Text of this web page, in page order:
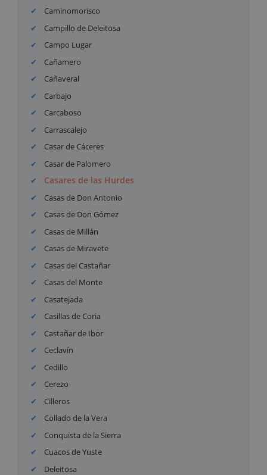
Caminomorisco
Campillo de Deleitosa
Campo Lugar
Cañamero
Cañaveral
Carbajo
Carcaboso
Carrascalejo
Casar de Cáceres
Casar de Palomero
Casares de las Hurdes
Casas de Don Antonio
Casas de Don Gómez
Casas de Millán
Casas de Miravete
Casas del Castañar
Casas del Monte
Casatejada
Casillas de Coria
Castañar de Ibor
Ceclavín
Cedillo
Cerezo
Cilleros
Collado de la Vera
Conquista de la Sierra
Cuacos de Yuste
Deleitosa